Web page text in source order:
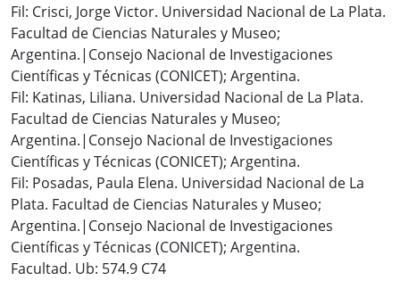
Fil: Crisci, Jorge Victor. Universidad Nacional de La Plata.
Facultad de Ciencias Naturales y Museo;
Argentina.|Consejo Nacional de Investigaciones
Científicas y Técnicas (CONICET); Argentina.
Fil: Katinas, Liliana. Universidad Nacional de La Plata.
Facultad de Ciencias Naturales y Museo;
Argentina.|Consejo Nacional de Investigaciones
Científicas y Técnicas (CONICET); Argentina.
Fil: Posadas, Paula Elena. Universidad Nacional de La
Plata. Facultad de Ciencias Naturales y Museo;
Argentina.|Consejo Nacional de Investigaciones
Científicas y Técnicas (CONICET); Argentina.
Facultad. Ub: 574.9 C74